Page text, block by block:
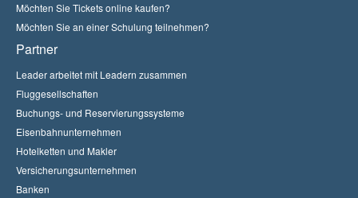
Möchten Sie Tickets online kaufen?
Möchten Sie an einer Schulung teilnehmen?
Partner
Leader arbeitet mit Leadern zusammen
Fluggesellschaften
Buchungs- und Reservierungssysteme
Eisenbahnunternehmen
Hotelketten und Makler
Versicherungsunternehmen
Banken